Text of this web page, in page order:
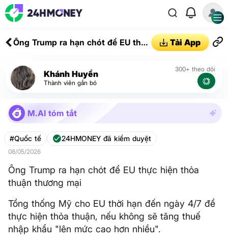
Ông Trump ra hạn chót để EU thực
Tải App
Khánh Huyền
Thành viên gắn bó
300+ theo dõi
M.AI tóm tắt
#Quốc tế 24HMONEY đã kiểm duyệt
08/05/2026
Ông Trump ra hạn chót để EU thực hiện thỏa
thuận thương mại
Tổng thống Mỹ cho EU thời hạn đến ngày 4/7 để
thực hiện thỏa thuận, nếu không sẽ tăng thuế
nhập khẩu "lên mức cao hơn nhiều".